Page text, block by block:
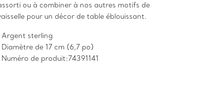
ou à combiner à nos autres motifs de
pour un décor de table éblouissant.
Argent sterling
Diamètre de 17 cm (6,7 po)
Numéro de produit:74391141